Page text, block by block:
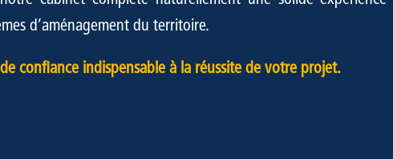
d’aménagement du territoire.
confiance indispensable à la réussite de votre projet.